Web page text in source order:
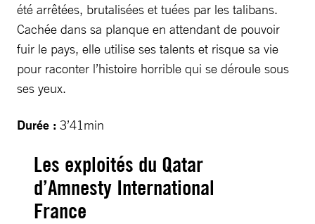
été arrêtées, brutalisées et tuées par les talibans.
Cachée dans sa planque en attendant de pouvoir
fuir le pays, elle utilise ses talents et risque sa vie
pour raconter l’histoire horrible qui se déroule sous
ses yeux.
Durée : 3’41min
Les exploités du Qatar
d’Amnesty International
France